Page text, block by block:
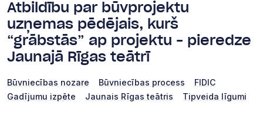
Atbildību par būvprojektu
uzņemas pēdējais, kurš
“grābstās” ap projektu – pieredze
Jaunajā Rīgas teātrī
Būvniecības nozare Būvniecības process
FIDIC
Gadījumu izpēte
Jaunais Rīgas teātris Tipveida līgumi